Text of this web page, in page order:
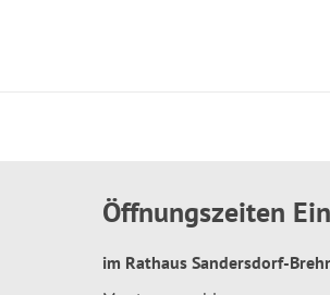
Öffnungszeiten
im Rathaus Sandersdorf-